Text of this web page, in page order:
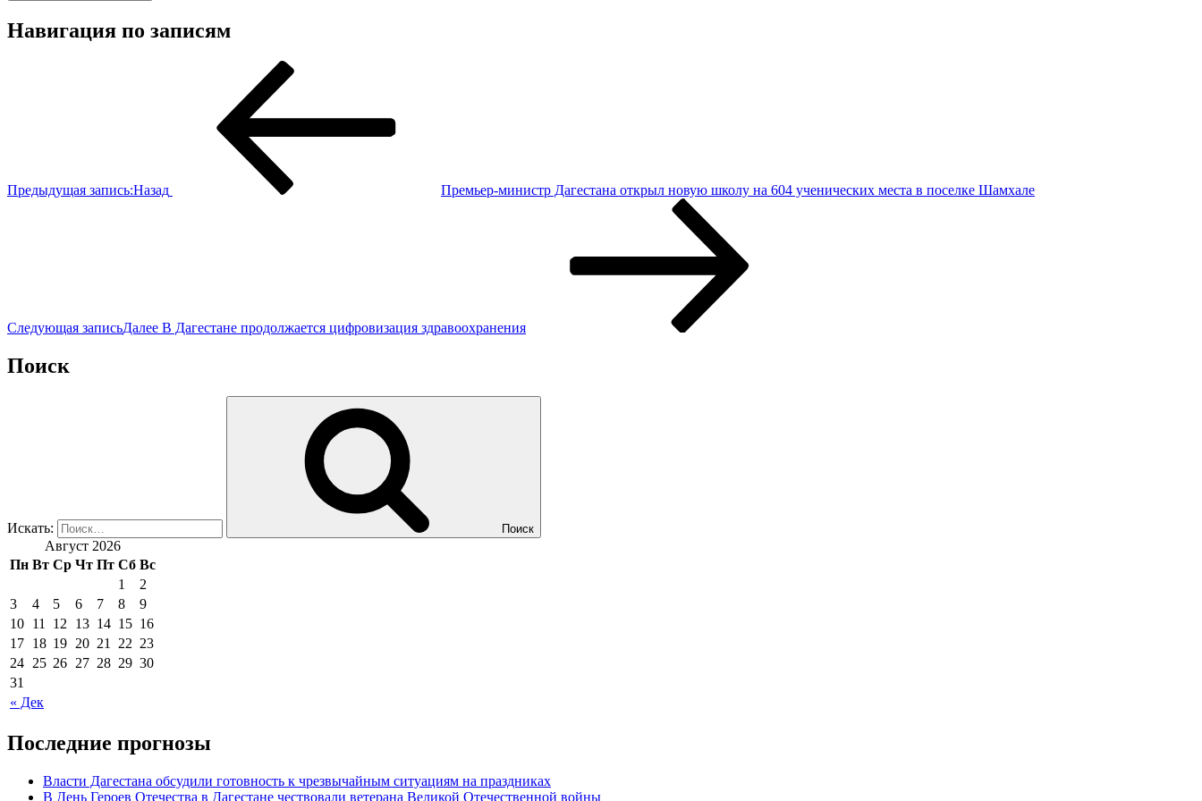
Навигация по записям
Предыдущая запись:Назад Премьер-министр Дагестана открыл новую школу на 604 ученических места в поселке Шамхале
Следующая записьДалее В Дагестане продолжается цифровизация здравоохранения
Поиск
Искать: Поиск
Август 2026
Пн Вт Ср Чт Пт Сб Вс
« Дек
1
2
3
4 5 6 7 8
9
10 11 12 13 14 15 16
17 18 19 20 21 22 23
24 25 26 27 28 29 30
31
Последние прогнозы
Власти Дагестана обсудили готовность к чрезвычайным ситуациям на праздниках
В День Героев Отечества в Дагестане чествовали ветерана Великой Отечественной войны